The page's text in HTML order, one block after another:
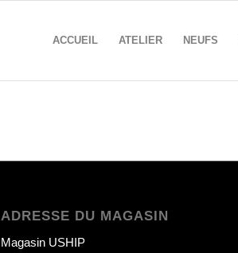
ACCUEIL ATELIER NEUFS
ADRESSE DU MAGASIN
Magasin USHIP